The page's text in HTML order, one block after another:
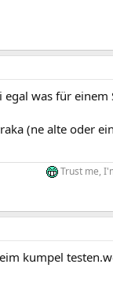
was für
(ne alte oder
Trust me,
kumpel